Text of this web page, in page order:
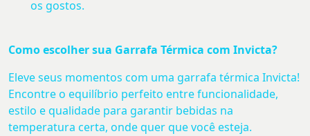
os gostos.
Como escolher sua Garrafa Térmica com Invicta?
Eleve seus momentos com uma garrafa térmica Invicta!
Encontre o equilíbrio perfeito entre funcionalidade,
estilo e qualidade para garantir bebidas na
temperatura certa, onde quer que você esteja.